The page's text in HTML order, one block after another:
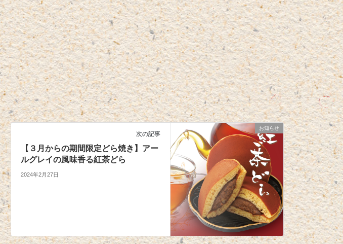
お知らせ
次の記事
【３月からの期間限定どら焼き】アー
ルグレイの風味香る紅茶どら
2024年2月27日